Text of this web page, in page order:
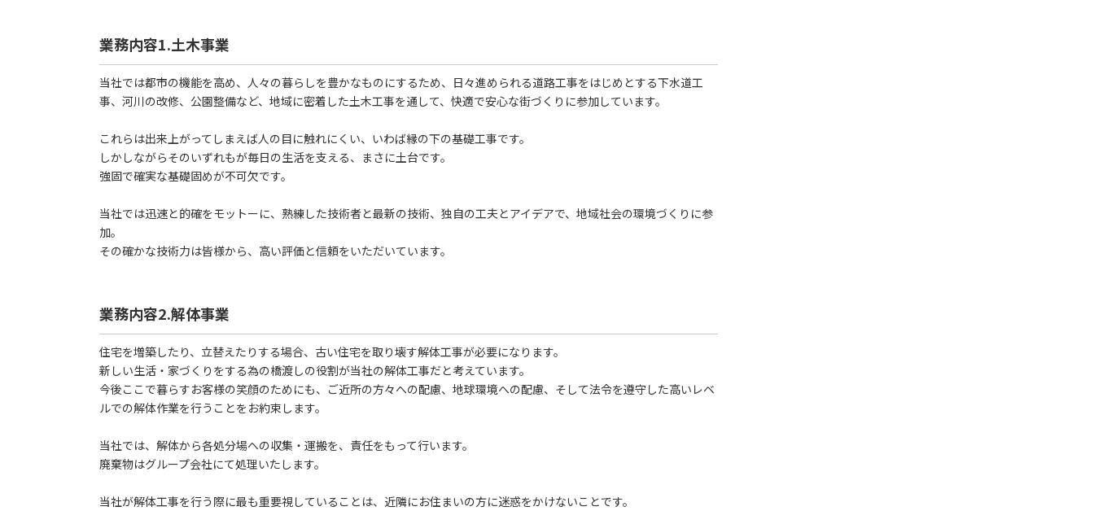
業務内容1.土木事業
当社では都市の機能を高め、人々の暮らしを豊かなものにするため、日々進められる道路工事をはじめとする下水道工
事、河川の改修、公園整備など、地域に密着した土木工事を通して、快適で安心な街づくりに参加しています。
これらは出来上がってしまえば人の目に触れにくい、いわば縁の下の基礎工事です。
しかしながらそのいずれもが毎日の生活を支える、まさに土台です。
強固で確実な基礎固めが不可欠です。
当社では迅速と的確をモットーに、熟練した技術者と最新の技術、独自の工夫とアイデアで、地域社会の環境づくりに参
加。
その確かな技術力は皆様から、高い評価と信頼をいただいています。
業務内容2.解体事業
住宅を増築したり、立替えたりする場合、古い住宅を取り壊す解体工事が必要になります。
新しい生活・家づくりをする為の橋渡しの役割が当社の解体工事だと考えています。
今後ここで暮らすお客様の笑顔のためにも、ご近所の方々への配慮、地球環境への配慮、そして法令を遵守した高いレベ
ルでの解体作業を行うことをお約束します。
当社では、解体から各処分場への収集・運搬を、責任をもって行います。
廃棄物はグループ会社にて処理いたします。
当社が解体工事を行う際に最も重要視していることは、近隣にお住まいの方に迷惑をかけないことです。